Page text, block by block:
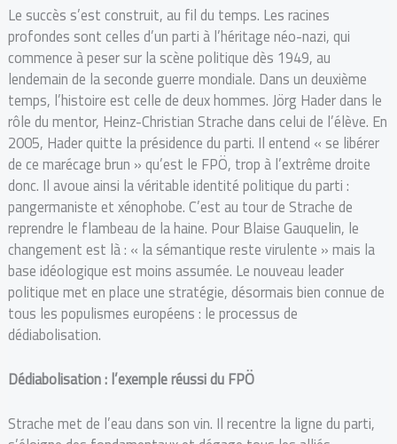
Le succès s’est construit, au fil du temps. Les racines
profondes sont celles d’un parti à l’héritage néo-nazi, qui
commence à peser sur la scène politique dès 1949, au
lendemain de la seconde guerre mondiale. Dans un deuxième
temps, l’histoire est celle de deux hommes. Jörg Hader dans le
rôle du mentor, Heinz-Christian Strache dans celui de l’élève. En
2005, Hader quitte la présidence du parti. Il entend « se libérer
de ce marécage brun » qu’est le FPÖ, trop à l’extrême droite
donc. Il avoue ainsi la véritable identité politique du parti :
pangermaniste et xénophobe. C’est au tour de Strache de
reprendre le flambeau de la haine. Pour Blaise Gauquelin, le
changement est là : « la sémantique reste virulente » mais la
base idéologique est moins assumée. Le nouveau leader
politique met en place une stratégie, désormais bien connue de
tous les populismes européens : le processus de
dédiabolisation.
Dédiabolisation : l’exemple réussi du FPÖ
Strache met de l’eau dans son vin. Il recentre la ligne du parti,